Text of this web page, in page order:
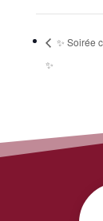
✨ Soirée
✨